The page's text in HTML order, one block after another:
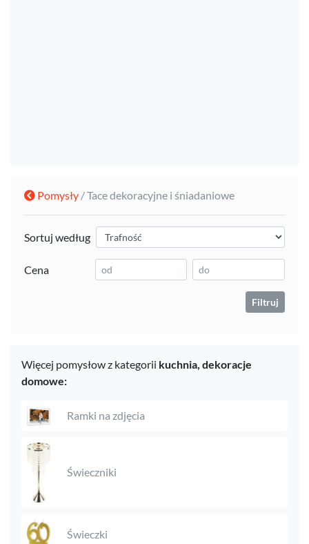
Pomysły / Tace dekoracyjne i śniadaniowe
Sortuj według
Cena
Filtruj
Więcej pomysłow z kategorii kuchnia, dekoracje
domowe:
Ramki na zdjęcia
Świeczniki
Świeczki